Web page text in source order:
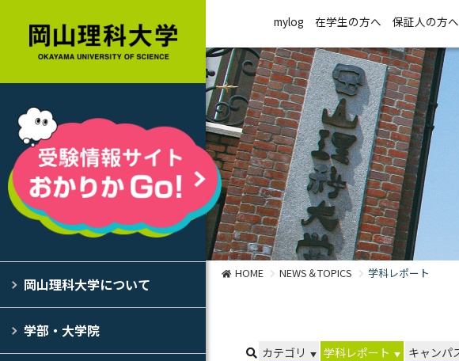
岡山理科大学について
学部・大学院
mylog 在学生の方へ 保証人の方へ
HOME NEWS＆TOPICS 学科レポート
カテゴリ 学科レポート キャンパ